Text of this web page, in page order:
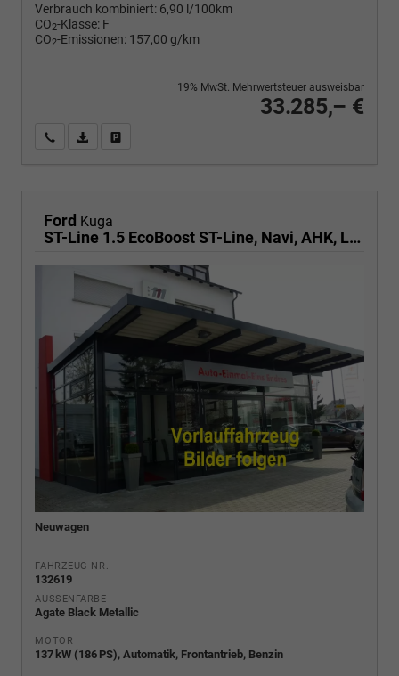
Verbrauch kombiniert: 6,90 l/100km
CO2-Klasse: F
CO2-Emissionen: 157,00 g/km
33.285,– €
19% MwSt. Mehrwertsteuer ausweisbar
Wir rufen Sie anPDF-Fahrzeugexposé drucken
Ford Kuga
ST-Line 1.5 EcoBoost ST-Line, Navi, AHK, LED, Kamera, Winter, FS beheizbar, 5 J.-Garantie
Neuwagen
FAHRZEUG-NR.
132619
AUSSENFARBE
Agate Black Metallic
MOTOR
137 kW (186 PS), Automatik, Frontantrieb, Benzin